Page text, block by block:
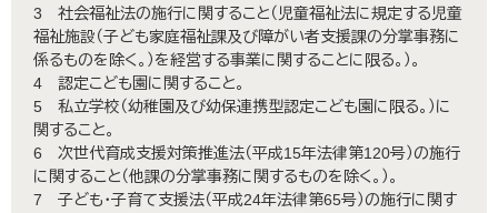
3 社会福祉法の施行に関すること（児童福祉法に規定する児童
福祉施設（子ども家庭福祉課及び障がい者支援課の分掌事務に
係るものを除く。）を経営する事業に関することに限る。）。
4 認定こども園に関すること。
5 私立学校（幼稚園及び幼保連携型認定こども園に限る。）に
関すること。
6 次世代育成支援対策推進法（平成15年法律第120号）の施行
に関すること（他課の分掌事務に関するものを除く。）。
7 子ども・子育て支援法（平成24年法律第65号）の施行に関す